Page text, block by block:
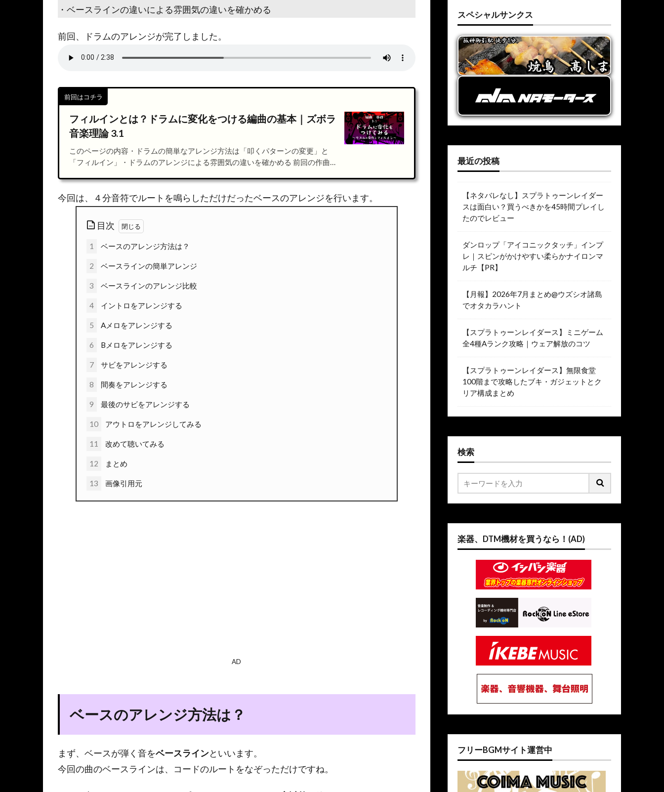
・ベースラインの違いによる雰囲気の違いを確かめる
前回、ドラムのアレンジが完了しました。
前回はコチラ
フィルインとは？ドラムに変化をつける編曲の基本｜ズボラ
音楽理論 3.1
このページの内容・ドラムの簡単なアレンジ方法は「叩くパターンの変更」と
「フィルイン」・ドラムのアレンジによる雰囲気の違いを確かめる 前回の作曲
今回は、４分音符でルートを鳴らしただけだったベースのアレンジを行います。
目次
1 ベースのアレンジ方法は？
2 ベースラインの簡単アレンジ
3 ベースラインのアレンジ比較
4 イントロをアレンジする
5 Aメロをアレンジする
6 Bメロをアレンジする
7 サビをアレンジする
8 間奏をアレンジする
9 最後のサビをアレンジする
10 アウトロをアレンジしてみる
11 改めて聴いてみる
12 まとめ
13 画像引用元
AD
ベースのアレンジ方法は？
まず、ベースが弾く音をベースラインといいます。
今回の曲のベースラインは、コードのルートをなぞっただけですね。
スペシャルサンクス
最近の投稿
【ネタバレなし】スプラトゥーンレイダー
スは面白い？買うべきかを45時間プレイし
たのでレビュー
ダンロップ「アイコニックタッチ」インプ
レ｜スピンがかけやすい柔らかナイロンマ
ルチ【PR】
【月報】2026年7月まとめ@ウズシオ諸島
でオタカラハント
【スプラトゥーンレイダース】ミニゲーム
全4種Aランク攻略｜ウェア解放のコツ
【スプラトゥーンレイダース】無限食堂
100階まで攻略したブキ・ガジェットとク
リア構成まとめ
検索
楽器、DTM機材を買うなら！(AD)
フリーBGMサイト運営中